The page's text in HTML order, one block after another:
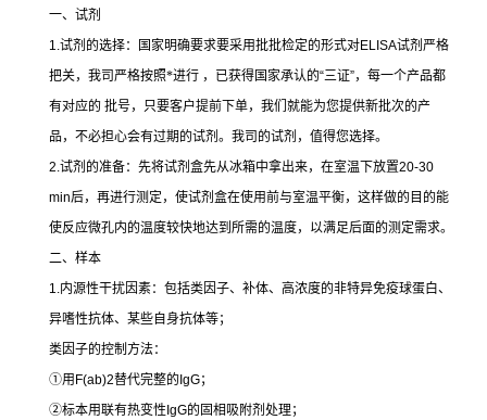
一、试剂
1.试剂的选择：国家明确要求要采用批批检定的形式对ELISA试剂严格
把关，我司严格按照*进行 ，已获得国家承认的“三证”，每一个产品都
有对应的 批号，只要客户提前下单，我们就能为您提供新批次的产
品，不必担心会有过期的试剂。我司的试剂，值得您选择。
2.试剂的准备：先将试剂盒先从冰箱中拿出来，在室温下放置20-30
min后，再进行测定，使试剂盒在使用前与室温平衡，这样做的目的能
使反应微孔内的温度较快地达到所需的温度，以满足后面的测定需求。
二、样本
1.内源性干扰因素：包括类因子、补体、高浓度的非特异免疫球蛋白、
异嗜性抗体、某些自身抗体等；
类因子的控制方法：
①用 F(ab)2替代完整的 IgG；
②标本用联有热变性 IgG的固相吸附剂处理；